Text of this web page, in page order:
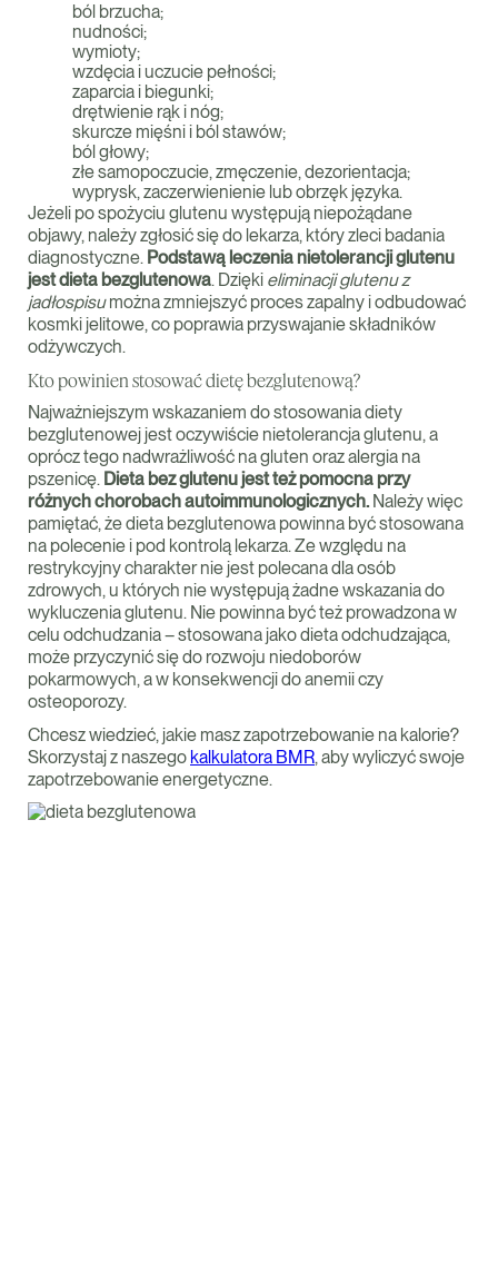
ból brzucha;
nudności;
wymioty;
wzdęcia i uczucie pełności;
zaparcia i biegunki;
drętwienie rąk i nóg;
skurcze mięśni i ból stawów;
ból głowy;
złe samopoczucie, zmęczenie, dezorientacja;
wyprysk, zaczerwienienie lub obrzęk języka.
Jeżeli po spożyciu glutenu występują niepożądane
objawy, należy zgłosić się do lekarza, który zleci badania
diagnostyczne. Podstawą leczenia nietolerancji glutenu
jest dieta bezglutenowa. Dzięki eliminacji glutenu z
jadłospisumożna zmniejszyć proces zapalny i odbudować
kosmki jelitowe, co poprawia przyswajanie składników
odżywczych.
Kto powinien stosować dietę bezglutenową?
Najważniejszym wskazaniem do stosowania diety
bezglutenowej jest oczywiście nietolerancja glutenu, a
oprócz tego nadwrażliwość na gluten oraz alergia na
pszenicę. Dieta bez glutenu jest też pomocna przy
różnych chorobach autoimmunologicznych. Należy więc
pamiętać, że dieta bezglutenowa powinna być stosowana
na polecenie i pod kontrolą lekarza. Ze względu na
restrykcyjny charakter nie jest polecana dla osób
zdrowych, u których nie występują żadne wskazania do
wykluczenia glutenu. Nie powinna być też prowadzona w
celu odchudzania – stosowana jako dieta odchudzająca,
może przyczynić się do rozwoju niedoborów
pokarmowych, a w konsekwencji do anemii czy
osteoporozy.
Chcesz wiedzieć, jakie masz zapotrzebowanie na kalorie?
Skorzystaj z naszego kalkulatora BMR, aby wyliczyć swoje
zapotrzebowanie energetyczne.